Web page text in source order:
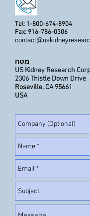
Tel: 1-800-674-8904
Fax: 916-786-0306
מטה
US Kidney Research Corp
2306 Thistle Down Drive
Roseville, CA 95661
USA